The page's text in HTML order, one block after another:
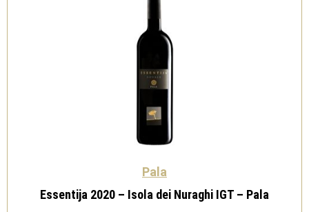
Pala
Essentija 2020 – Isola dei Nuraghi IGT – Pala